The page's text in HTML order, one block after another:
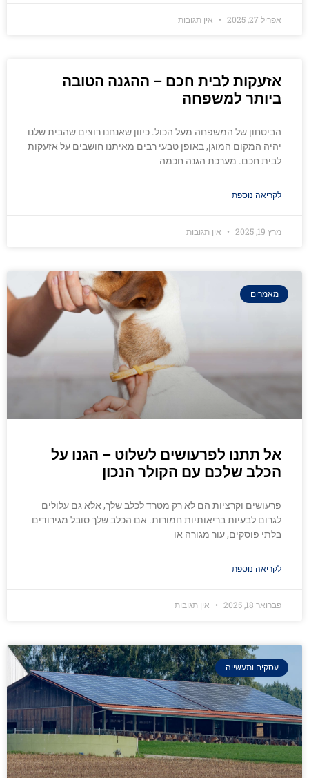
אפריל 27, 2025 אין תגובות
אזעקות לבית חכם – ההגנה הטובה
ביותר למשפחה
הביטחון של המשפחה מעל הכול. כיוון שאנחנו רוצים שהבית שלנו
יהיה המקום המוגן, באופן טבעי רבים מאיתנו חושבים על אזעקות
לבית חכם. מערכת הגנה חכמה
לקריאה נוספת
מרץ 19, 2025 אין תגובות
מאמרים
אל תתנו לפרעושים לשלוט – הגנו על
הכלב שלכם עם הקולר הנכון
פרעושים וקרציות הם לא רק מטרד לכלב שלך, אלא גם עלולים
לגרום לבעיות בריאותיות חמורות. אם הכלב שלך סובל מגירודים
בלתי פוסקים, עור מגורה או
לקריאה נוספת
פברואר 18, 2025 אין תגובות
עסקים ותעשייה